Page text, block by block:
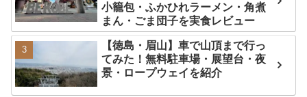
小籠包・ふかひれラーメン・角煮
まん・ごま団子を実食レビュー
【徳島・眉山】車で山頂まで行っ
てみた！無料駐車場・展望台・夜
景・ロープウェイを紹介